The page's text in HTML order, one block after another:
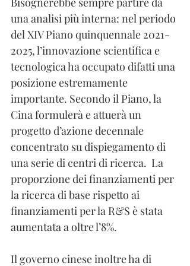
una analisi più interna: nel periodo
del XIV Piano quinquennale 2021-
2025, l’innovazione scientifica e
tecnologica ha occupato difatti una
posizione estremamente
importante. Secondo il Piano, la
Cina formulerà e attuerà un
progetto d’azione decennale
concentrato su dispiegamento di
una serie di centri di ricerca.  La
proporzione dei finanziamenti per
la ricerca di base rispetto ai
finanziamenti per la R&S è stata
aumentata a oltre l’8%.
Il governo cinese inoltre ha di